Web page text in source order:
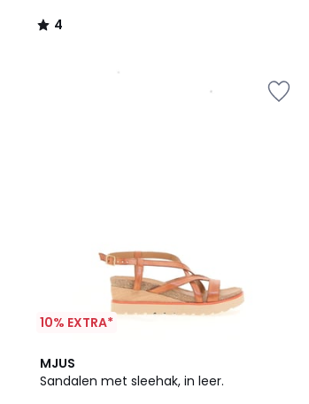
4
/
10% EXTRA*
MJUS
Sandalen met sleehak, in leer.
5
/